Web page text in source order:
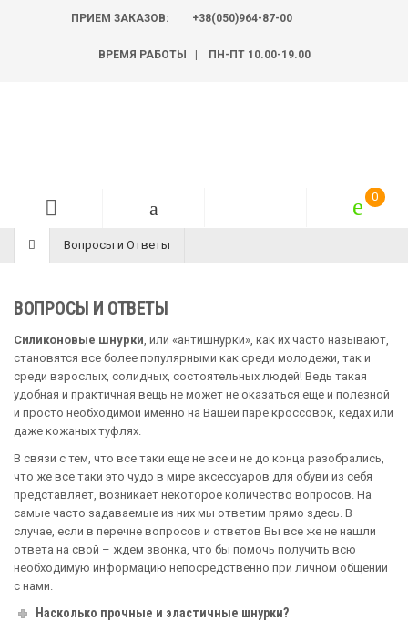
ПРИЕМ ЗАКАЗОВ: +38(050)964-87-00
ВРЕМЯ РАБОТЫ | ПН-ПТ 10.00-19.00
Вопросы и Ответы
ВОПРОСЫ И ОТВЕТЫ
Силиконовые шнурки, или «антишнурки», как их часто называют,
становятся все более популярными как среди молодежи, так и
среди взрослых, солидных, состоятельных людей! Ведь такая
удобная и практичная вещь не может не оказаться еще и полезной
и просто необходимой именно на Вашей паре кроссовок, кедах или
даже кожаных туфлях.
В связи с тем, что все таки еще не все и не до конца разобрались,
что же все таки это чудо в мире аксессуаров для обуви из себя
представляет, возникает некоторое количество вопросов. На
самые часто задаваемые из них мы ответим прямо здесь. В
случае, если в перечне вопросов и ответов Вы все же не нашли
ответа на свой – ждем звонка, что бы помочь получить всю
необходимую информацию непосредственно при личном общении
с нами.
Насколько прочные и эластичные шнурки?